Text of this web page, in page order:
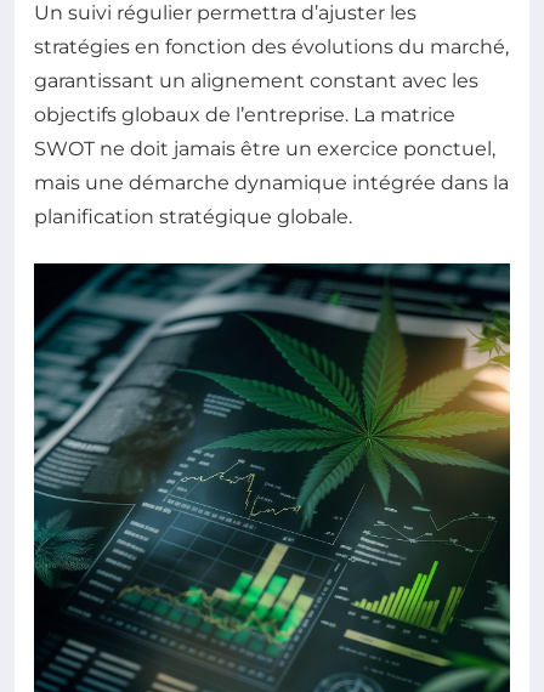
Un suivi régulier permettra d’ajuster les
stratégies en fonction des évolutions du marché,
garantissant un alignement constant avec les
objectifs globaux de l’entreprise. La matrice
SWOT ne doit jamais être un exercice ponctuel,
mais une démarche dynamique intégrée dans la
planification stratégique globale.